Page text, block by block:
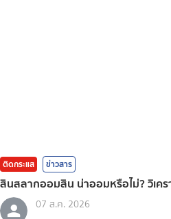
ติดกระแส ข่าวสาร
สินสลากออมสิน น่าออมหรือไม่? วิเคร
07 ส.ค. 2026